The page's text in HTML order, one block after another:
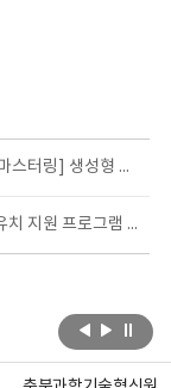
2026 충북콘텐츠코리아랩 [장비 마스터링] 생성형 AI를 활용한 레이저커팅기 활용 창작 기본과정 수강생 모집공고
[한국콘텐츠진흥원] 콘텐츠 투자유치 지원 프로그램 2026 KNOCK 콘텐츠가치평가 라운드 참가기업 모집